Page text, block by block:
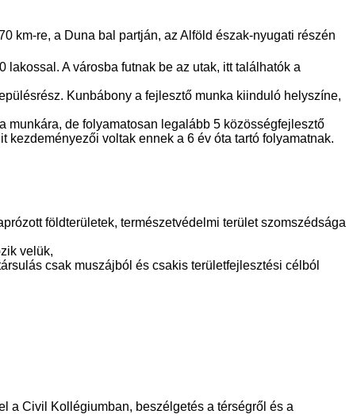
km-re, a Duna bal partján, az Alföld észak-nyugati részén
A városba futnak be az utak, itt találhatók a
Kunbábony a fejlesztő munka kiinduló helyszíne,
munkára, de folyamatosan legalább 5 közösségfejlesztő
kezdeményezői voltak ennek a 6 év óta tartó folyamatnak.
földterületek, természetvédelmi terület szomszédsága
velük,
csak muszájból és csakis területfejlesztési célból
a Civil Kollégiumban, beszélgetés a térségről és a